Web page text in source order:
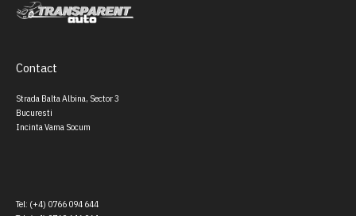
Contact
Strada Balta Albina, Sector 3
Bucuresti
Incinta Vama Socum
Tel: (+4) 0766 094 644